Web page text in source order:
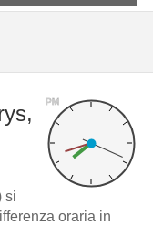
PM
si
oraria in